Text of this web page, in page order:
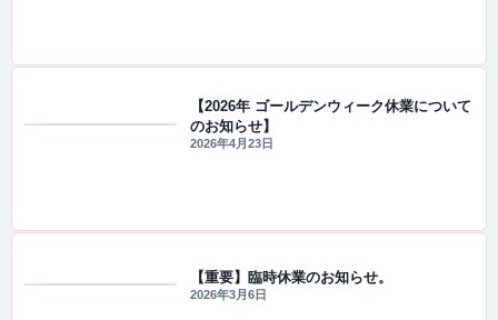
【2026年 ゴールデンウィーク休業について
のお知らせ】
2026年4月23日
【重要】臨時休業のお知らせ。
2026年3月6日